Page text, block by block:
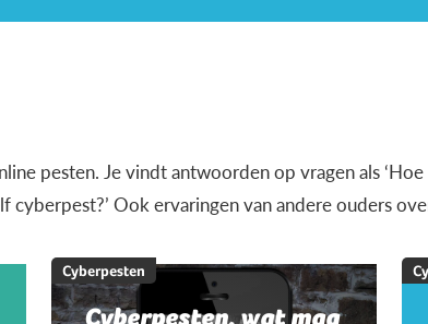
pesten. Je vindt antwoorden op vragen als
cyberpest?’ Ook ervaringen van andere ouders
Cyberpesten
Cyberpesten, wat mag